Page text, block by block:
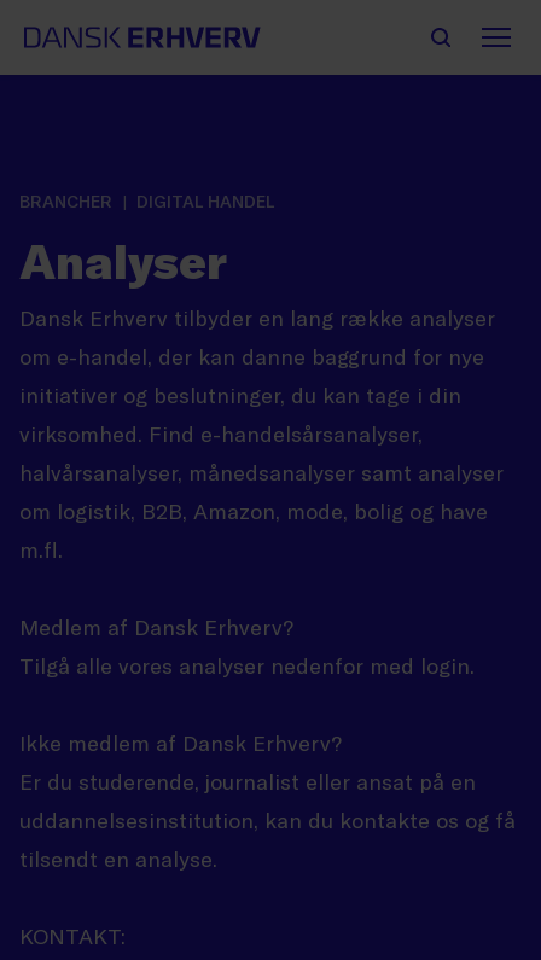
BRANCHER DIGITAL HANDEL
Analyser
Dansk Erhverv tilbyder en lang række analyser
om e-handel, der kan danne baggrund for nye
initiativer og beslutninger, du kan tage i din
virksomhed. Find e-handelsårsanalyser,
halvårsanalyser, månedsanalyser samt analyser
om logistik, B2B, Amazon, mode, bolig og have
m.fl.
Medlem af Dansk Erhverv?
Tilgå alle vores analyser nedenfor med login.
Ikke medlem af Dansk Erhverv?
Er du studerende, journalist eller ansat på en
uddannelsesinstitution, kan du kontakte os og få
tilsendt en analyse.
KONTAKT: